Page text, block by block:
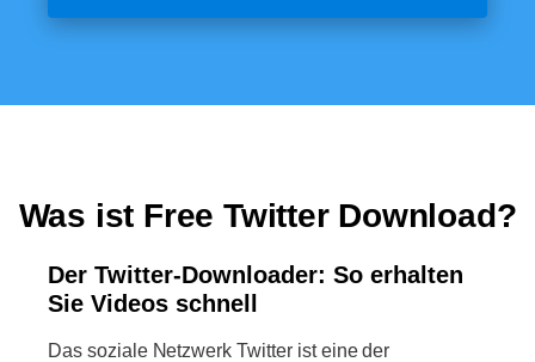
Was ist Free Twitter Download?
Der Twitter-Downloader: So erhalten
Sie Videos schnell
Das soziale Netzwerk Twitter ist eine der